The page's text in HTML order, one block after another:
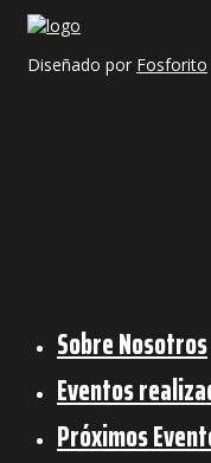
Diseñado por Fosforito
Sobre Nosotros
Eventos
Próximos